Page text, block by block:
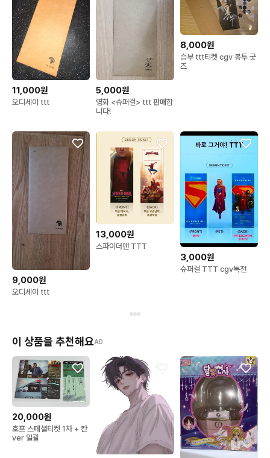
11,000원
오디세이 ttt
5,000원
영화 <슈퍼걸> ttt 판매합
니다!
8,000원
승부 ttt티켓 cgv 봉투 굿
즈
9,000원
오디세이 ttt
13,000원
스파이더맨 TTT
3,000원
슈퍼걸 TTT cgv특전
이 상품을 추천해요AD
20,000원
호프 스페셜티켓 1차 + 칸
ver 일괄